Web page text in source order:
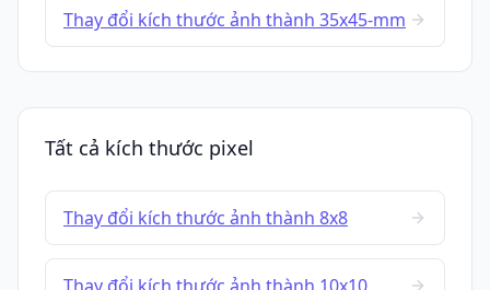
Thay đổi kích thước ảnh thành 35x45-mm
Tất cả kích thước pixel
Thay đổi kích thước ảnh thành 8x8